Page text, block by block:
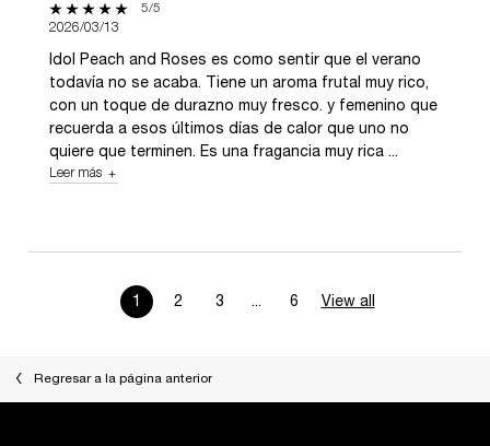
5 de 5 estrellas.5/5
2026/03/13
Idol Peach and Roses es como sentir que el verano
todavía no se acaba. Tiene un aroma frutal muy rico,
con un toque de durazno muy fresco. y femenino que
recuerda a esos últimos días de calor que uno no
quiere que terminen. Es una fragancia muy rica ...
Leer más about review of user Tamara Fletcher Bencini
Page 1 of 6. Current page
1 2 3 ... 6 View all
Regresar a la página anterior